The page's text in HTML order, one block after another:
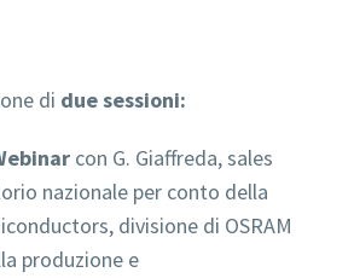
di due sessioni:
con G. Giaffreda, sales
nazionale per conto della
divisione di OSRAM
produzione e